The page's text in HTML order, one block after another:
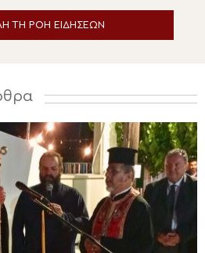
ΤΗ ΡΟΗ ΕΙΔΗΣΕΩΝ